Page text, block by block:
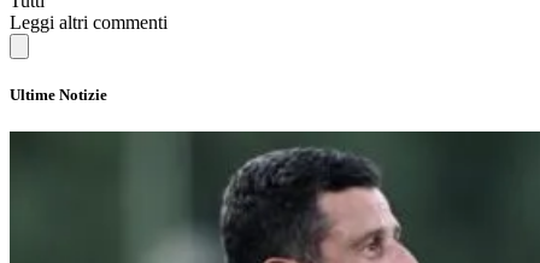
Leggi altri commenti
Ultime Notizie